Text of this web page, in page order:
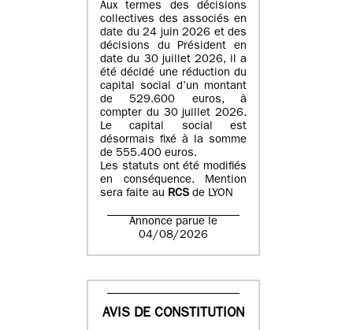
Aux termes des décisions
collectives des associés en
date du 24 juin 2026 et des
décisions du Président en
date du 30 juillet 2026, il a
été décidé une réduction du
capital social d’un montant
de 529.600 euros, à
compter du 30 juillet 2026.
Le capital social est
désormais fixé à la somme
de 555.400 euros.
Les statuts ont été modifiés
en conséquence. Mention
sera faite au RCS de LYON
Annonce parue le
04/08/2026
AVIS DE CONSTITUTION